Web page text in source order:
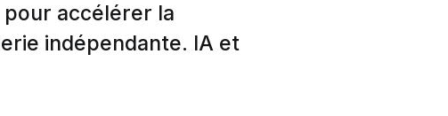
accélérer la
indépendante. IA et